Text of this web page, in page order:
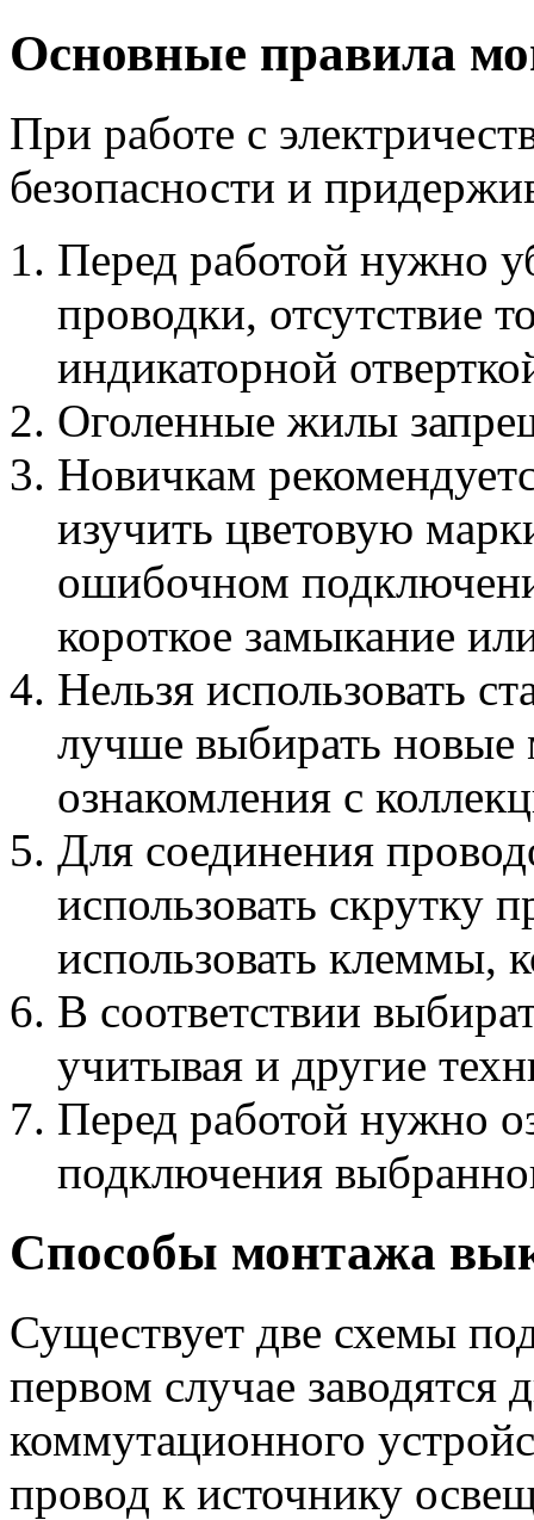
Основные правила
При работе с
безопасности и
Перед работой нужно
проводки, отсутствие
индикаторной
Оголенные жилы
Новичкам
изучить цветовую
ошибочном
короткое замыкание
Нельзя использовать
лучше выбирать
ознакомления с
Для соединения
использовать скрутку
использовать клеммы,
В соответствии
учитывая и другие
Перед работой нужно
подключения
Способы монтажа
Существует две схемы
первом случае
коммутационного
провод к источнику